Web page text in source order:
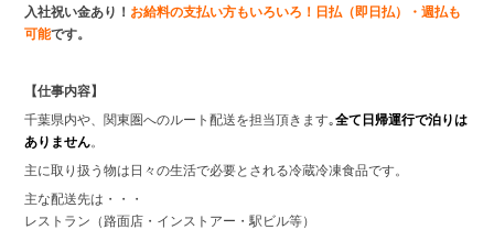
入社祝い金あり！ お給料の支払い方もいろいろ！日払（即日払）・週払も
可能です。
【仕事内容】
千葉県内や、関東圏へのルート配送を担当頂きます｡全て日帰運行で泊りは
ありません。
主に取り扱う物は日々の生活で必要とされる冷蔵冷凍食品です。
主な配送先は・・・
レストラン（路面店・インストアー・駅ビル等）